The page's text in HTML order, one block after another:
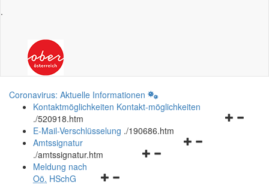
.
Coronavirus: Aktuelle Informationen
Kontaktmöglichkeiten Kontakt-möglichkeiten
./520918.htm
Navigationsmenü
E-Mail-Verschlüsselung ./190686.htm
Navigationsmenü
Amtssignatur
./amtssignatur.htm
Navigationsmenü
Meldung nach
Oö. HSchG